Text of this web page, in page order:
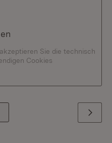
Sie die technisch
Cookies
Seite Weiter